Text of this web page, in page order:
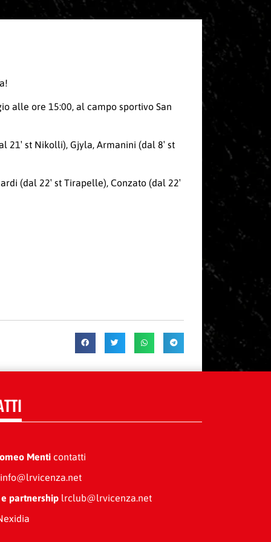
alle ore 15:00, al campo sportivo San
21′ st Nikolli), Gjyla, Armanini (dal 8′ st
(dal 22′ st Tirapelle), Conzato (dal 22′
Menticontatti
partnershiplrclub@lrvicenza.net